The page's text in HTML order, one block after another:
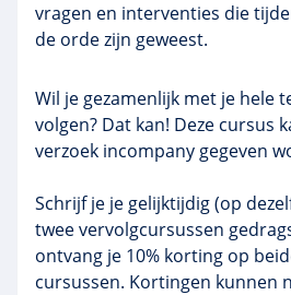
vragen en interventies die
de orde zijn geweest.
Wil je gezamenlijk met je hele
volgen? Dat kan! Deze cursus
verzoek incompany gegeven
Schrijf je je gelijktijdig (op
twee vervolgcursussen
ontvang je 10% korting op
cursussen. Kortingen kunnen